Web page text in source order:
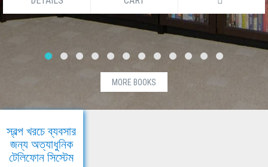
MORE BOOKS
স্বল্প খরচে ব্যবসার
জন্য অত্যাধুনিক
টেলিফোন সিস্টেম